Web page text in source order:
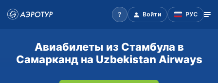
Войти РУС
Авиабилеты из Стамбула в
Самарканд на Uzbekistan Airways